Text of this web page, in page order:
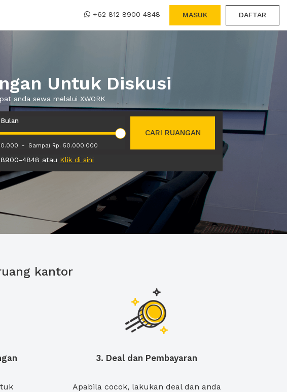
+62 812 8900 4848 MASUK DAFTAR
Untuk Diskusi
anda sewa melalui XWORK
- Sampai Rp. 50.000.000
CARI RUANGAN
4848 atau Klik di sini
kantor
3. Deal dan Pembayaran
Apabila cocok, lakukan deal dan anda